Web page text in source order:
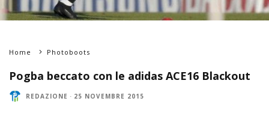
Home Photoboots
Pogba beccato con le adidas ACE16 Blackout
REDAZIONE · 25 NOVEMBRE 2015